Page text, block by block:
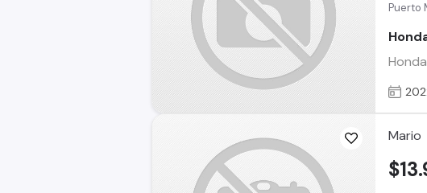
Puerto
Mario